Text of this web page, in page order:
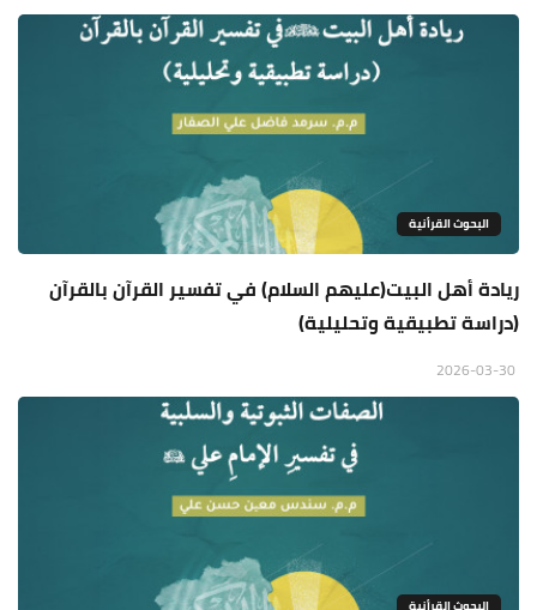
البحوث القرأنية
ريادة أهل البيت(عليهم السلام) في تفسير القرآن بالقرآن
(دراسة تطبيقية وتحليلية)